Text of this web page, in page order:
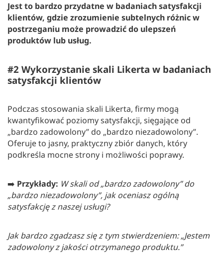
Jest to bardzo przydatne w badaniach satysfakcji
klientów, gdzie zrozumienie subtelnych różnic w
postrzeganiu może prowadzić do ulepszeń
produktów lub usług.
#2 Wykorzystanie skali Likerta w badaniach
satysfakcji klientów
Podczas stosowania skali Likerta, firmy mogą
kwantyfikować poziomy satysfakcji, sięgające od
„bardzo zadowolony” do „bardzo niezadowolony”.
Oferuje to jasny, praktyczny zbiór danych, który
podkreśla mocne strony i możliwości poprawy.
➡️ Przykłady: W skali od „bardzo zadowolony” do
„bardzo niezadowolony”, jak oceniasz ogólną
satysfakcję z naszej usługi?
Jak bardzo zgadzasz się z tym stwierdzeniem: „Jestem
zadowolony z jakości otrzymanego produktu.”